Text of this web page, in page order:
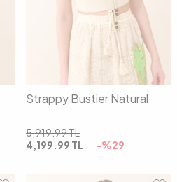
38 40
Strappy Bustier Natural
5,919.99TL
4,199.99 TL -%29